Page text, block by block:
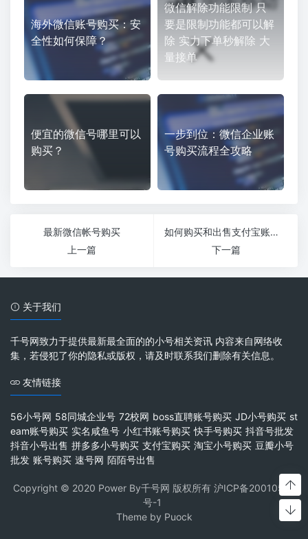
海外微信账号购买：安
全性如何保障？
微信解除功能限制 只
要是限制功能都可以解
除 实力下单秒解除 大
量接单
便宜的微信号哪里可以
购买？
一步到位：微信企业账
号购买流程全攻略
最新微信帐号购买
上一篇
如何购买和出售支付宝账号：V1、V2、V3企业支付宝购买途径及实名账号获取方法
下一篇
关于我们
千号网致力于提供最新最全面的的小号相关资讯 内容来自网络收
集，若侵犯了你的隐私或版权，请及时联系我们删除有关信息。
友情链接
56小号网 58同城企业号 72校网 boss直聘账号购买 JD小号购买 st
eam账号购买 实名咸鱼号 小红书账号购买 快手号购买 抖音号批发
抖音小号出售 拼多多小号购买 支付宝购买 淘宝小号购买 豆瓣小号
批发 账号购买 速号网 陌陌号出售
Copyright © 2020 Power By千号网 版权所有 沪ICP备20010537
号-1
Theme by Puock